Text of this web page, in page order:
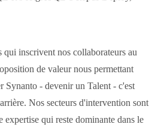
inscrivent nos collaborateurs au
de valeur nous permettant
Synanto - devenir un Talent - c'est
Nos secteurs d'intervention sont
qui reste dominante dans le